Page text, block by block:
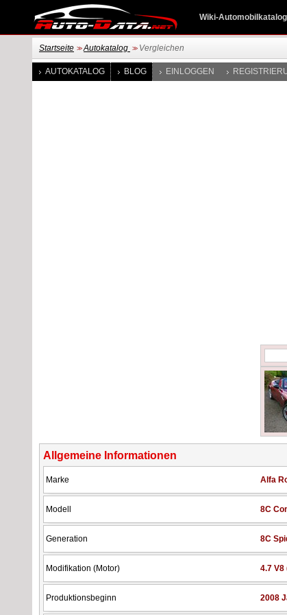
Wiki-Automobilkatalog
Startseite >> Autokatalog >> Vergleichen
AUTOKATALOG BLOG EINLOGGEN
Allgemeine Informationen
Marke Alfa
Modell 8C
Generation 8C
Modifikation (Motor) 4.7 V8
Produktionsbeginn 2008